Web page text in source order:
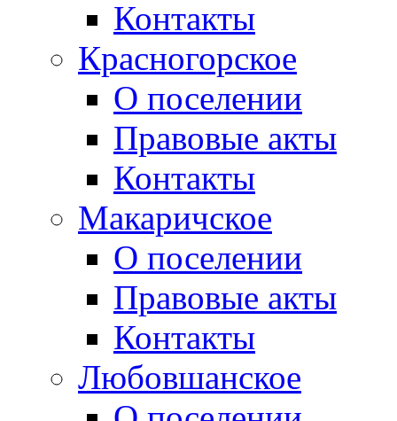
Контакты
Красногорское
О поселении
Правовые акты
Контакты
Макаричское
О поселении
Правовые акты
Контакты
Любовшанское